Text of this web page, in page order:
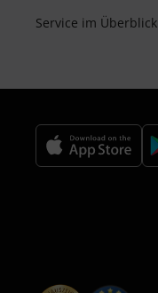
Service im Überblick